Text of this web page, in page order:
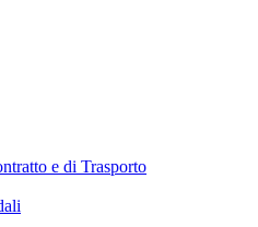
e di Trasporto